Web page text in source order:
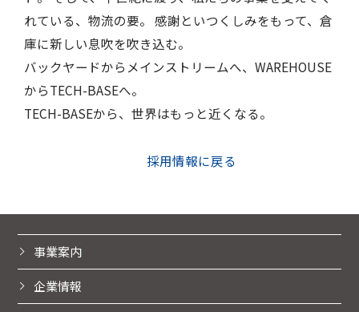
れている、物流の要。 感謝といつくしみをもって、倉
庫に新しい息吹を吹き込む。
バックヤードからメインストリームへ、WAREHOUSE
からTECH-BASEへ。
TECH-BASEから、世界はもっと近くなる。
採用情報に戻る
事業案内
企業情報